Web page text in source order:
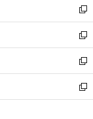
く
で
開
く
ド
ウ
で
開
く
ィ
ン
ド
ウ
で
開
く
い
ウ
ィ
ン
ド
ウ
で
開
新
し
い
ウ
ィ
ン
ド
ウ
新
し
い
ウ
ィ
ン
新
し
い
ウ
新
し